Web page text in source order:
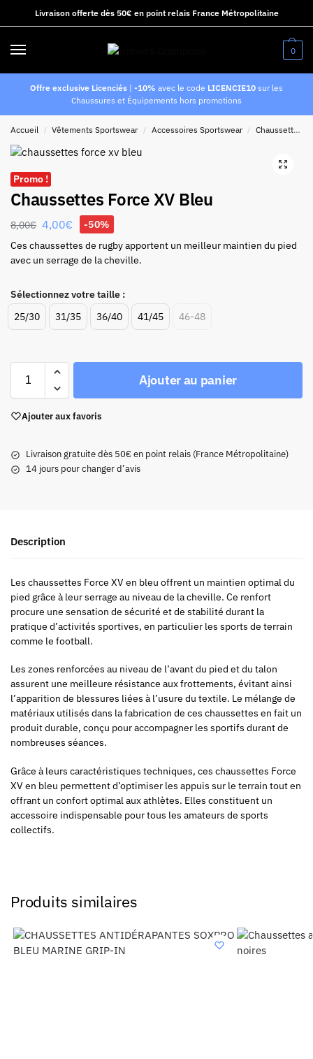
Livraison offerte dès 50€ en point relais France Métropolitaine
0
Offre exclusive Licenciés | -10% avec le code LICENCIE10 sur les
Chaussures et Équipements hors promotions
Accueil / Vêtements Sportswear / Accessoires Sportswear / Chaussettes de Sport
Promo !
Chaussettes Force XV Bleu
8,00€ 4,00€
-50%
Ces chaussettes de rugby apportent un meilleur maintien du pied
avec un serrage de la cheville.
Sélectionnez votre taille :
25/30
31/35 36/40 41/45 46-48
Ajouter au panier
Ajouter aux favoris
Livraison gratuite dès 50€ en point relais (France Métropolitaine)
14 jours pour changer d’avis
Description
Les chaussettes Force XV en bleu offrent un maintien optimal du
pied grâce à leur serrage au niveau de la cheville. Ce renfort
procure une sensation de sécurité et de stabilité durant la
pratique d’activités sportives, en particulier les sports de terrain
comme le football.
Les zones renforcées au niveau de l’avant du pied et du talon
assurent une meilleure résistance aux frottements, évitant ainsi
l’apparition de blessures liées à l’usure du textile. Le mélange de
matériaux utilisés dans la fabrication de ces chaussettes en fait un
produit durable, conçu pour accompagner les sportifs durant de
nombreuses séances.
Grâce à leurs caractéristiques techniques, ces chaussettes Force
XV en bleu permettent d’optimiser les appuis sur le terrain tout en
offrant un confort optimal aux athlètes. Elles constituent un
accessoire indispensable pour tous les amateurs de sports
collectifs.
Produits similaires